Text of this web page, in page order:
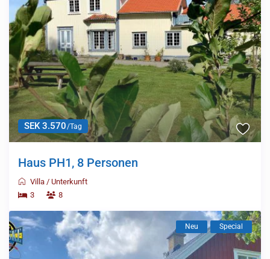
SEK 3.570/Tag
Haus PH1, 8 Personen
Villa /Unterkunft
3
8
Neu Special